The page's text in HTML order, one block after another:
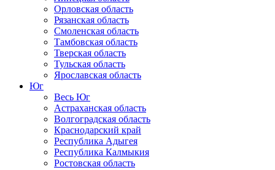
Орловская область
Рязанская область
Смоленская область
Тамбовская область
Тверская область
Тульская область
Ярославская область
Юг
Весь Юг
Астраханская область
Волгоградская область
Краснодарский край
Республика Адыгея
Республика Калмыкия
Ростовская область